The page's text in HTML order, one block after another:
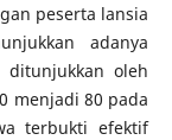
peserta lansia
adanya
ditunjukkan oleh
menjadi 80 pada
terbukti efektif